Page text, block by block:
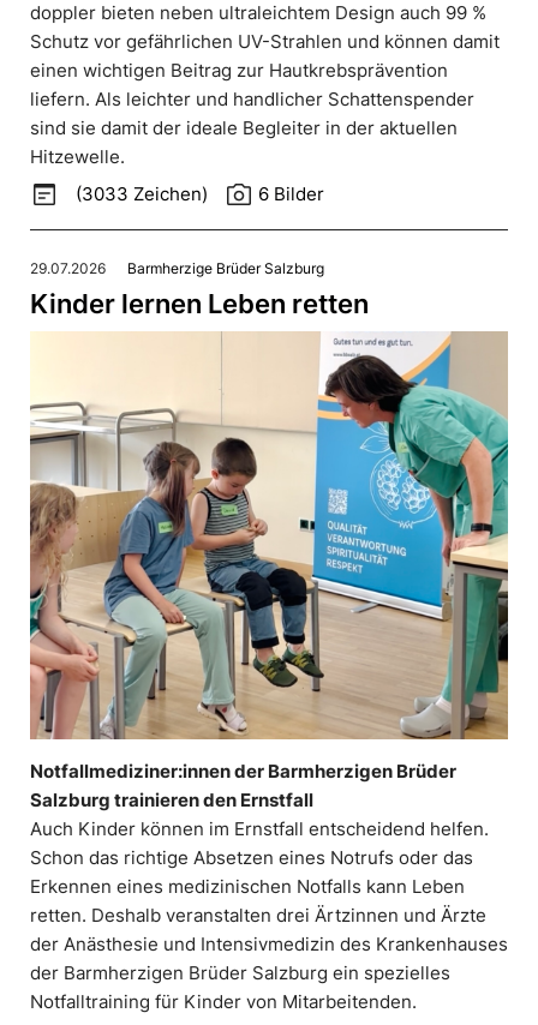
doppler bieten neben ultraleichtem Design auch 99 %
Schutz vor gefährlichen UV-Strahlen und können damit
einen wichtigen Beitrag zur Hautkrebsprävention
liefern. Als leichter und handlicher Schattenspender
sind sie damit der ideale Begleiter in der aktuellen
Hitzewelle.
wysiwyg (3033 Zeichen) photo_camera 6 Bilder
29.07.2026 Barmherzige Brüder Salzburg
Kinder lernen Leben retten
Notfallmediziner:innen der Barmherzigen Brüder
Salzburg trainieren den Ernstfall
Auch Kinder können im Ernstfall entscheidend helfen.
Schon das richtige Absetzen eines Notrufs oder das
Erkennen eines medizinischen Notfalls kann Leben
retten. Deshalb veranstalten drei Ärtzinnen und Ärzte
der Anästhesie und Intensivmedizin des Krankenhauses
der Barmherzigen Brüder Salzburg ein spezielles
Notfalltraining für Kinder von Mitarbeitenden.